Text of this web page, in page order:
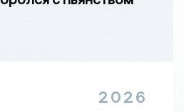
2026